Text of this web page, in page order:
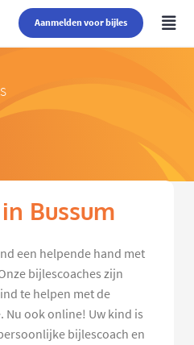
Aanmelden voor bijles
Bussum
een helpende hand met
bijlescoaches zijn
te helpen met de
Nu ook online! Uw kind is
bijlescoach en